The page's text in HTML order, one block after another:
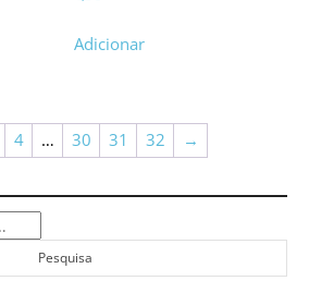
Adicionar
4 … 30 31 32 →
Pesquisa